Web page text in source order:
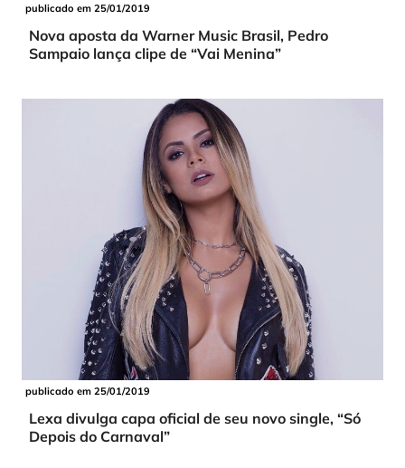
publicado em 25/01/2019
Nova aposta da Warner Music Brasil, Pedro
Sampaio lança clipe de “Vai Menina”
publicado em 25/01/2019
Lexa divulga capa oficial de seu novo single, “Só
Depois do Carnaval”